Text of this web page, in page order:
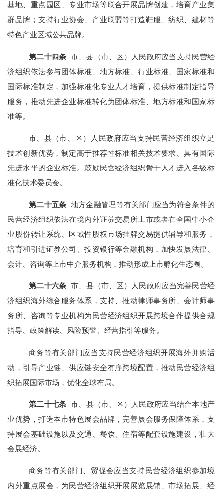
基地、重点园区、专业市场等联合开展品牌创建，培育产业集
群品牌；支持行业协会、产业联盟等打造鞋服、纺织、建材等
特色产业区域公共品牌。
第二十四条 市、县（市、区）人民政府应当支持民营经
济组织依法参与团体标准、地方标准、行业标准、国家标准和
国际标准制定，加强标准化专业人才培育，提供标准制定指导
服务，推动先进企业标准转化为团体标准、地方标准和国家标
准等。
市、县（市、区）人民政府应当支持民营经济组织立 足
技术创新优势，制定高于推荐性标准相关技术要求、具有国际
先进水平的企业标准。鼓励民营经济组织骨干人才进入各级标
准化技术委员会。
第二十五条 地方金融管理等有关部门应当为符合条件的
民营经济组织依法在境内外证券交易所上市或者在全国中小企
业股份转让系统、区域性股权市场挂牌交易提供辅导和服务，
培育和引进证券公司、投资银行等金融机构，加快发展法律、
会计、咨询等上市中介服务机构，推动形成上市孵化生态圈。
第二十六条 市、县（市、区）人民政府应当完善民营经
济组织海外综合服务体系，支持、推动律师事务所、会计师事
务所、咨询等专业机构为民营经济组织开展跨境合作提供合规
指导、政策解读、风险预警、经营指引等服务。
商务等有关部门应当支持民营经济组织开展海外并购活
动，引导产业链、供应链安全有序跨境配置，推动民营经济组
织拓展国际市场，优化全球布局。
第二十七条 市、县（市、区）人民政府应当结合本地产
业优势，打造本市特色展会品牌，完善展会服务保障体系，支
持展会基础设施以及交通、餐饮、住宿等配套设施建设，壮大
会展经济。
商务等有关部门、贸促会应当支持民营经济组织参加境
内外重点展会，为民营经济组织开展展览展销、市场拓展、经